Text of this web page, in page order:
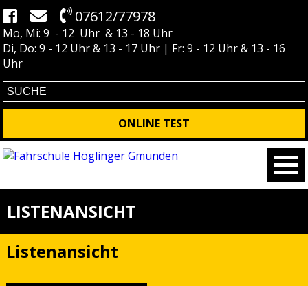
07612/77978
Mo, Mi: 9 - 12 Uhr & 13 - 18 Uhr
Di, Do: 9 - 12 Uhr & 13 - 17 Uhr | Fr: 9 - 12 Uhr & 13 - 16
Uhr
ONLINE TEST
LISTENANSICHT
Listenansicht